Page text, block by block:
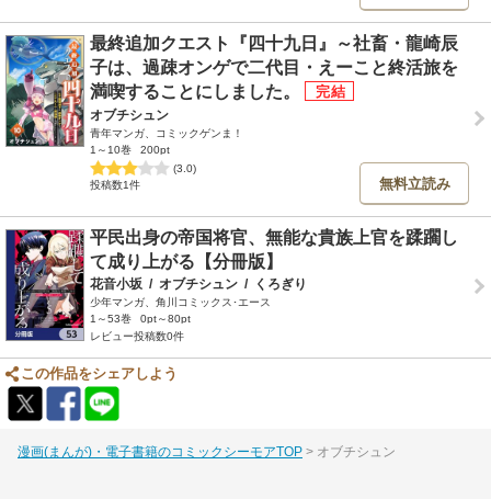
最終追加クエスト『四十九日』～社畜・龍崎辰
子は、過疎オンゲで二代目・えーこと終活旅を
満喫することにしました。
オブチシュン
青年マンガ、コミックゲンま！
1～10巻
200pt
(3.0)
投稿数1件
無料立読み
平民出身の帝国将官、無能な貴族上官を蹂躙し
て成り上がる【分冊版】
花音小坂 / オブチシュン / くろぎり
少年マンガ、角川コミックス･エース
1～53巻
0pt～80pt
レビュー投稿数0件
この作品をシェアしよう
漫画(まんが)・電子書籍のコミックシーモアTOP オブチシュン